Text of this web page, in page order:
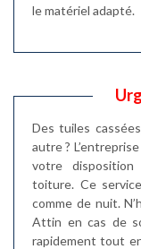
le matériel adapté.
Des tuiles
autre ?
votre disposition
toiture. Ce
comme de nuit.
Attin en cas de
rapidement tout